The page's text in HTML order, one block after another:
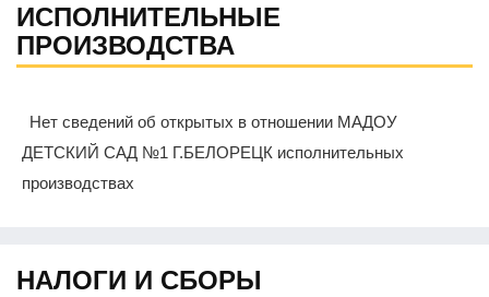
ИСПОЛНИТЕЛЬНЫЕ
ПРОИЗВОДСТВА
Нет сведений об открытых в отношении МАДОУ
ДЕТСКИЙ САД №1 Г.БЕЛОРЕЦК исполнительных
производствах
НАЛОГИ И СБОРЫ